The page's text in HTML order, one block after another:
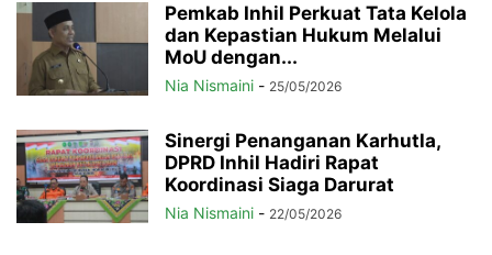
Pemkab Inhil Perkuat Tata Kelola
dan Kepastian Hukum Melalui
MoU dengan...
Nia Nismaini - 25/05/2026
Sinergi Penanganan Karhutla,
DPRD Inhil Hadiri Rapat
Koordinasi Siaga Darurat
Nia Nismaini - 22/05/2026